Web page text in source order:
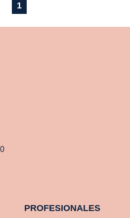
1
PROFESIONALES